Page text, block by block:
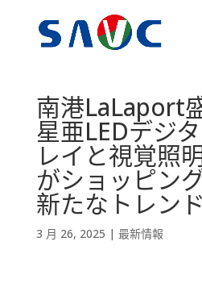
南港LaLaport
星亜LEDデジ
レイと視覚照
がショッピン
新たなトレン
3 月 26, 2025 | 最新情報